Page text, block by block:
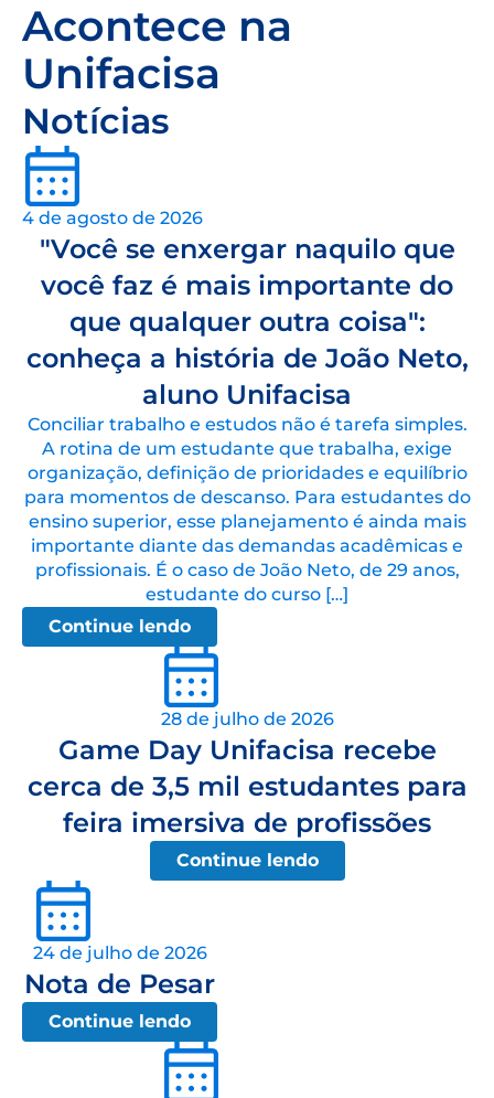
Acontece na
Unifacisa
Notícias
4 de agosto de 2026
"Você se enxergar naquilo que
você faz é mais importante do
que qualquer outra coisa":
conheça a história de João Neto,
aluno Unifacisa
Conciliar trabalho e estudos não é tarefa simples.
A rotina de um estudante que trabalha, exige
organização, definição de prioridades e equilíbrio
para momentos de descanso. Para estudantes do
ensino superior, esse planejamento é ainda mais
importante diante das demandas acadêmicas e
profissionais. É o caso de João Neto, de 29 anos,
estudante do curso […]
Continue lendo
28 de julho de 2026
Game Day Unifacisa recebe
cerca de 3,5 mil estudantes para
feira imersiva de profissões
Continue lendo
24 de julho de 2026
Nota de Pesar
Continue lendo